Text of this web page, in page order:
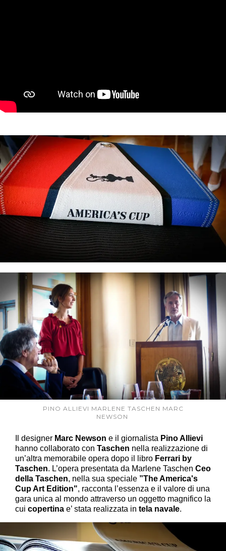
PINO ALLIEVI MARLENE TASCHEN MARC
NEWSON
Il designer Marc Newson e il giornalista Pino Allievi
hanno collaborato con Taschen nella realizzazione di
un’altra memorabile opera dopo il libro Ferrari by
Taschen. L’opera presentata da Marlene Taschen Ceo
della Taschen, nella sua speciale ”The America's
Cup Art Edition", racconta l’essenza e il valore di una
gara unica al mondo attraverso un oggetto magnifico la
cui copertina e’ stata realizzata in tela navale.